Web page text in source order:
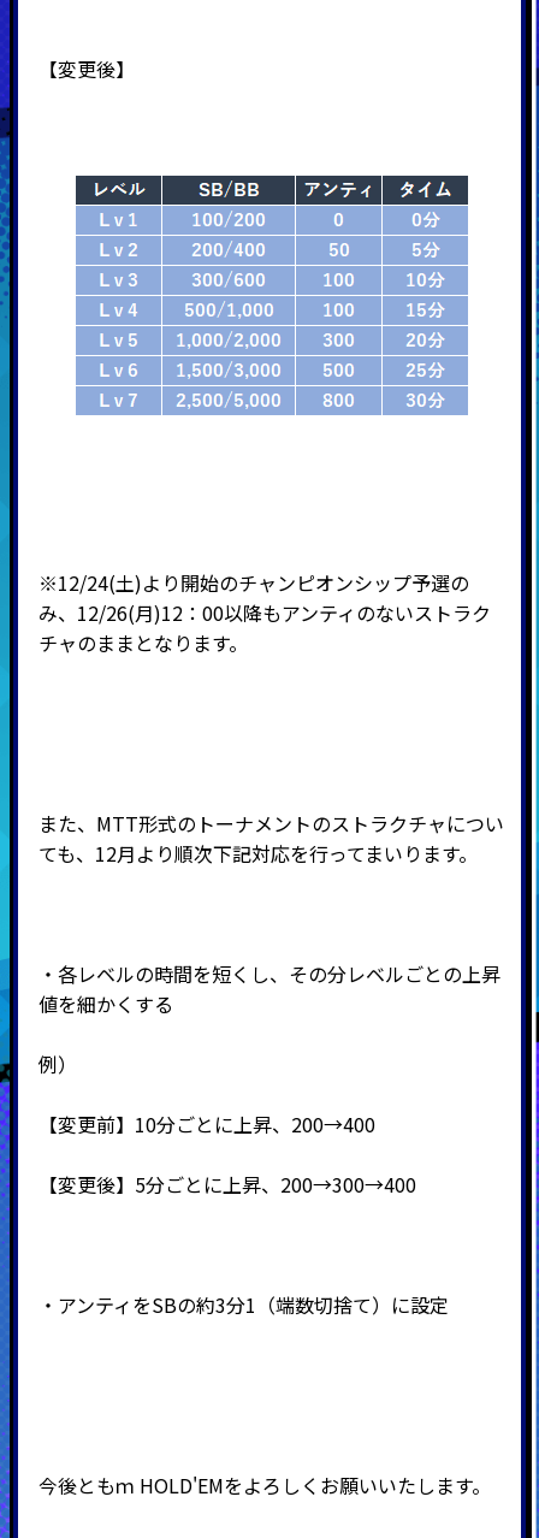
【変更後】
※12/24(土)より開始のチャンピオンシップ予選の
み、12/26(月)12：00以降もアンティのないストラク
チャのままとなります。
また、MTT形式のトーナメントのストラクチャについ
ても、12月より順次下記対応を行ってまいります。
・各レベルの時間を短くし、その分レベルごとの上昇
値を細かくする
例）
【変更前】10分ごとに上昇、200→400
【変更後】5分ごとに上昇、200→300→400
・アンティをSBの約3分1（端数切捨て）に設定
今後ともｍ HOLD'EMをよろしくお願いいたします。